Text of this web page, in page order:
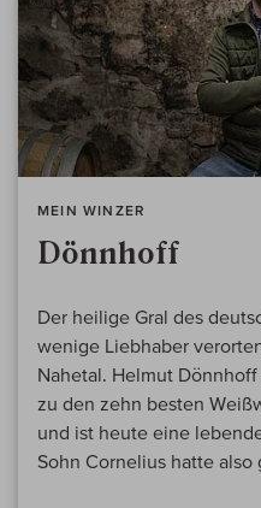
MEIN WINZER
Dönnhoff
Der heilige Gral des
wenige Liebhaber
Nahetal. Helmut
zu den zehn besten
und ist heute eine
Sohn Cornelius hatte also